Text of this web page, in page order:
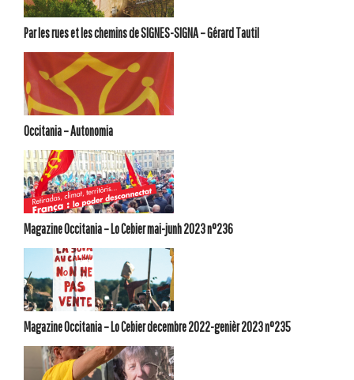
Par les rues et les chemins de SIGNES-SIGNA – Gérard Tautil
Occitania – Autonomia
Magazine Occitania – Lo Cebier mai-junh 2023 n°236
Magazine Occitania – Lo Cebier decembre 2022-genièr 2023 n°235